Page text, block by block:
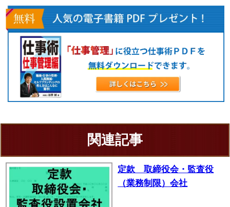
関連記事
定款 取締役会・監査役
（業務制限）会社